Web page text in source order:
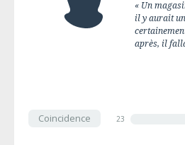
« Un
il y aurait
après, il
Coincidence 23